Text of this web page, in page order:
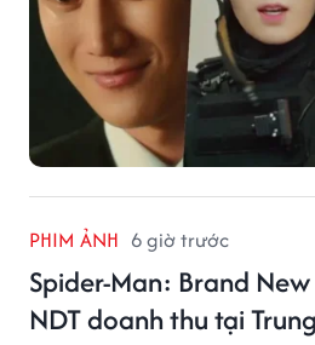
PHIM ẢNH 6 giờ trước
Spider-Man: Brand
NDT doanh thu tại